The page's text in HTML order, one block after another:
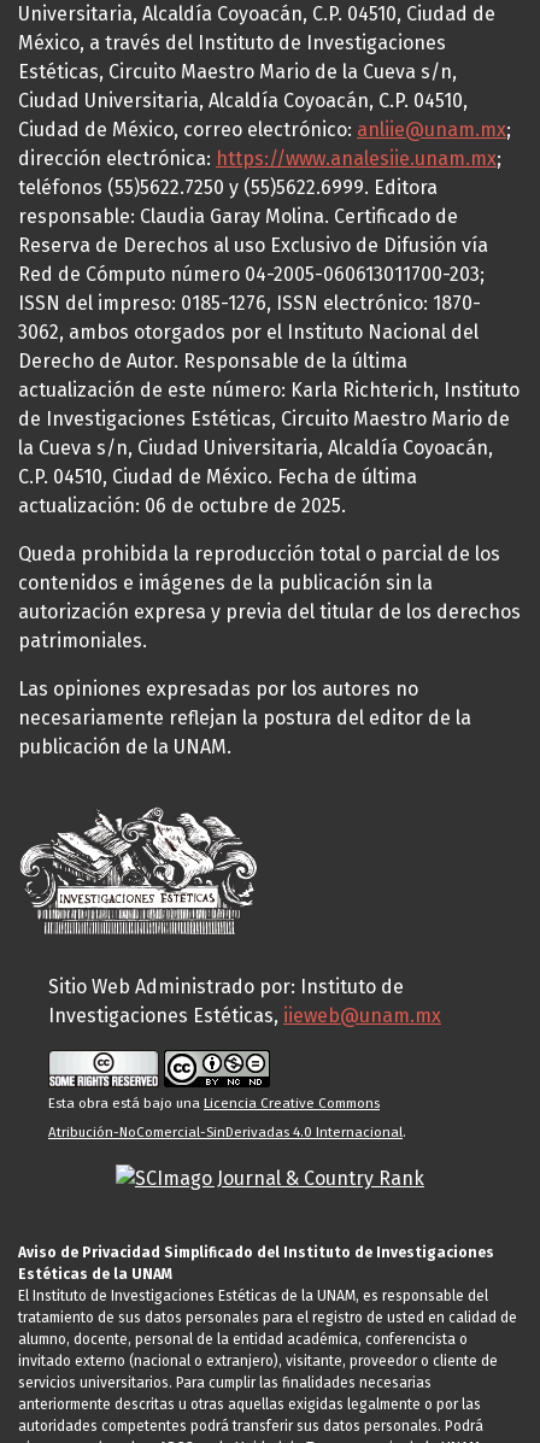
Universitaria, Alcaldía Coyoacán, C.P. 04510, Ciudad de
México, a través del Instituto de Investigaciones
Estéticas, Circuito Maestro Mario de la Cueva s/n,
Ciudad Universitaria, Alcaldía Coyoacán, C.P. 04510,
Ciudad de México, correo electrónico: anliie@unam.mx;
dirección electrónica: https://www.analesiie.unam.mx;
teléfonos (55)5622.7250 y (55)5622.6999. Editora
responsable: Claudia Garay Molina. Certificado de
Reserva de Derechos al uso Exclusivo de Difusión vía
Red de Cómputo número 04-2005-060613011700-203;
ISSN del impreso: 0185-1276, ISSN electrónico: 1870-
3062, ambos otorgados por el Instituto Nacional del
Derecho de Autor. Responsable de la última
actualización de este número: Karla Richterich, Instituto
de Investigaciones Estéticas, Circuito Maestro Mario de
la Cueva s/n, Ciudad Universitaria, Alcaldía Coyoacán,
C.P. 04510, Ciudad de México. Fecha de última
actualización: 06 de octubre de 2025.
Queda prohibida la reproducción total o parcial de los
contenidos e imágenes de la publicación sin la
autorización expresa y previa del titular de los derechos
patrimoniales.
Las opiniones expresadas por los autores no
necesariamente reflejan la postura del editor de la
publicación de la UNAM.
Sitio Web Administrado por: Instituto de
Investigaciones Estéticas, iieweb@unam.mx
Esta obra está bajo una Licencia Creative Commons
Atribución-NoComercial-SinDerivadas 4.0 Internacional.
Aviso de Privacidad Simplificado del Instituto de Investigaciones
Estéticas de la UNAM
El Instituto de Investigaciones Estéticas de la UNAM, es responsable del
tratamiento de sus datos personales para el registro de usted en calidad de
alumno, docente, personal de la entidad académica, conferencista o
invitado externo (nacional o extranjero), visitante, proveedor o cliente de
servicios universitarios. Para cumplir las finalidades necesarias
anteriormente descritas u otras aquellas exigidas legalmente o por las
autoridades competentes podrá transferir sus datos personales. Podrá